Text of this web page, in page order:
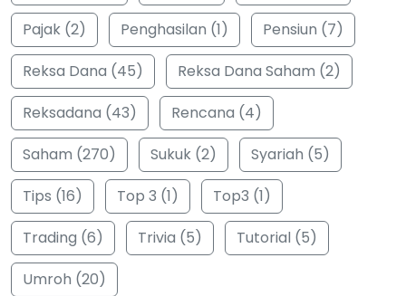
Pajak (2)
Penghasilan (1)
Pensiun (7)
Reksa Dana (45)
Reksa Dana Saham (2)
Reksadana (43)
Rencana (4)
Saham (270)
Sukuk (2)
Syariah (5)
Tips (16)
Top 3 (1)
Top3 (1)
Trading (6)
Trivia (5)
Tutorial (5)
Umroh (20)